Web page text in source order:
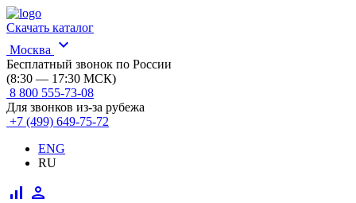
Скачать каталог
Москва
expand_more
Бесплатный звонок по России
(8:30 — 17:30 МСК)
8 800 555-73-08
Для звонков из-за рубежа
+7 (499) 649-75-72
ENG
RU
signal_cellular_alt person